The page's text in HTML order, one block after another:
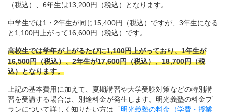
（税込）、6年生は13,200円（税込）となります。
中学生では1・2年生が同じ15,400円（税込）ですが、3年生になる
と1,100円上がって16,600円（税込）です。
高校生では学年が上がるたびに1,100円上がっており、1年生が
16,500円（税込）、2年生が17,600円（税込）、18,700円（税
込）となります。
上記の基本費用に加えて、夏期講習や大学受験対策などの特別講
習を受講する場合は、別途料金が発生します。明光義塾の料金プ
ランについて詳しく知りたい方は「明光義塾の料金（学費・授業